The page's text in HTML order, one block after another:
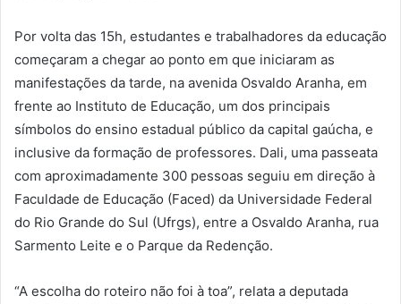
Por volta das 15h, estudantes e trabalhadores da educação
começaram a chegar ao ponto em que iniciaram as
manifestações da tarde, na avenida Osvaldo Aranha, em
frente ao Instituto de Educação, um dos principais
símbolos do ensino estadual público da capital gaúcha, e
inclusive da formação de professores. Dali, uma passeata
com aproximadamente 300 pessoas seguiu em direção à
Faculdade de Educação (Faced) da Universidade Federal
do Rio Grande do Sul (Ufrgs), entre a Osvaldo Aranha, rua
Sarmento Leite e o Parque da Redenção.
“A escolha do roteiro não foi à toa”, relata a deputada